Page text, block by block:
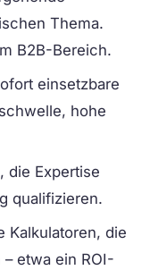
Thema.
B2B-Bereich.
einsetzbare
hohe
die Expertise
qualifizieren.
Kalkulatoren, die
etwa ein ROI-